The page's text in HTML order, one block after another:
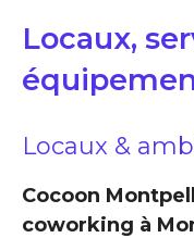
Locaux,
Locaux &
Cocoon
coworking à